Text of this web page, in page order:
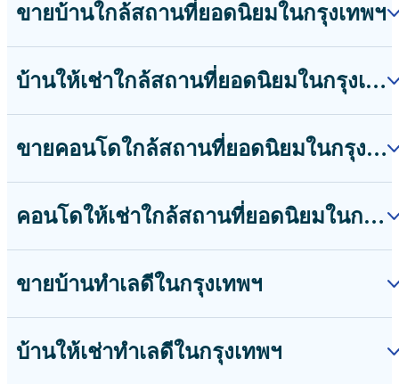
ขายบ้านใกล้สถานที่ยอดนิยมในกรุงเทพฯ
บ้านให้เช่าใกล้สถานที่ยอดนิยมในกรุงเทพฯ
ขายคอนโดใกล้สถานที่ยอดนิยมในกรุงเทพฯ
คอนโดให้เช่าใกล้สถานที่ยอดนิยมในกรุงเทพฯ
ขายบ้านทำเลดีในกรุงเทพฯ
บ้านให้เช่าทำเลดีในกรุงเทพฯ